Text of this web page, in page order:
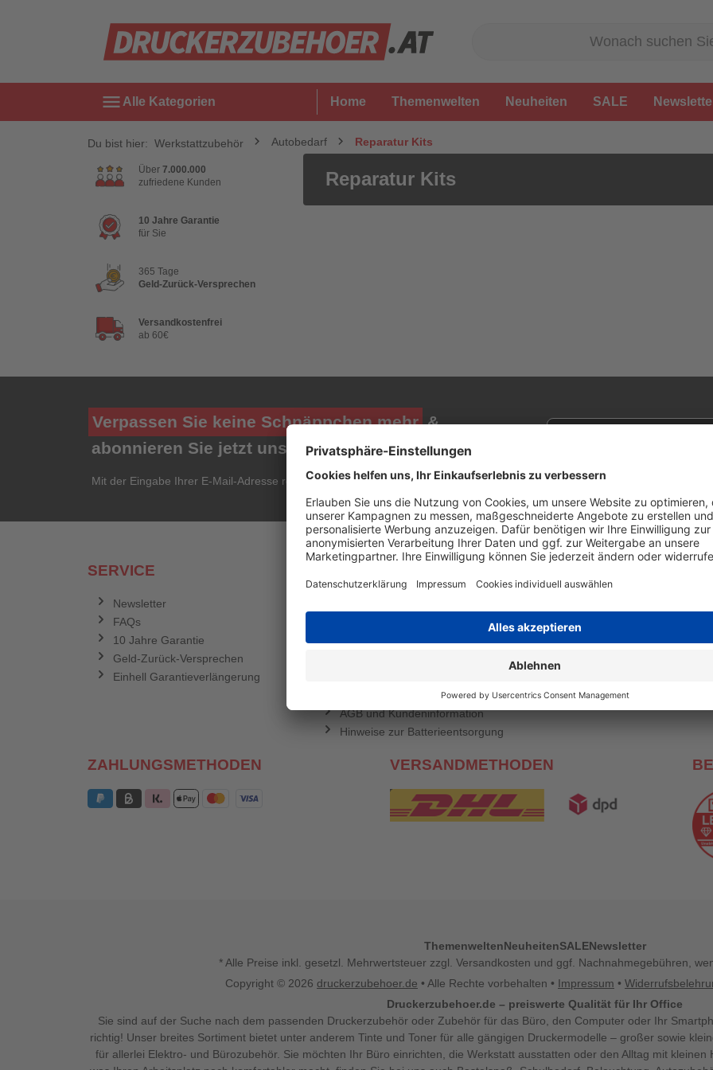
menu Alle Kategorien Home Themenwelten Neuheiten SALE
Du bist hier: Werkstattzubehör Autobedarf Reparatur Kits
Reparatur Kits
Über 7.000.000
zufriedene Kunden
10 Jahre Garantie
für Sie
365 Tage
Geld-Zurück-Versprechen
Versandkostenfrei
ab 60€
Verpassen Sie keine Schnäppchen mehr &
abonnieren Sie jetzt unseren kostenlosen Newsletter!
Newsletter E-Mail Adresse
Mit der Eingabe Ihrer E-Mail-Adresse registrieren Sie sich für den Druckerzubehör.de-Newsletter. Weitere Informationen
SERVICE
Newsletter
FAQs
10 Jahre Garantie
Geld-Zurück-Versprechen
Einhell Garantieverlängerung
Cookie Einstellungen
AGB und Kundeninformation
Hinweise zur Batterieentsorgung
ZAHLUNGSMETHODEN VERSANDMETHODEN
ThemenweltenNeuheitenSALENewsletter
* Alle Preise inkl. gesetzl. Mehrwertsteuer zzgl. Versandkosten und ggf. Nachnahmegebühren,
Copyright © 2026 druckerzubehoer.de • Alle Rechte vorbehalten • Impressum •
Druckerzubehoer.de – preiswerte Qualität für Ihr Office
Sie sind auf der Suche nach dem passenden Druckerzubehör oder Zubehör für das Büro, den Computer oder Ihr
richtig! Unser breites Sortiment bietet unter anderem Tinte und Toner für alle gängigen Druckermodelle – großer sowie
für allerlei Elektro- und Bürozubehör. Sie möchten Ihr Büro einrichten, die Werkstatt ausstatten oder den Alltag mit kleinen